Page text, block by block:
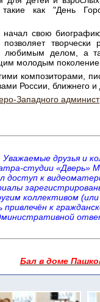
такие как "День
начал свою
творчески
любимым делом, а
молодым
композиторами,
России, ближнего и
Западного
Уважаемые друзья и
студии «Дверь»
доступ к
коллективом
к
Бал в доме